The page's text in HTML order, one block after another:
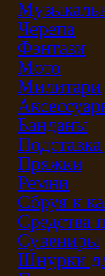
Черепа
Фэнтази
Мото
Милитари
Банданы
Пряжки
Ремни
Сбруя к
Средства
Сувениры
Шнурки